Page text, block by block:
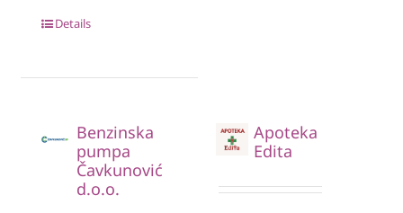
Details
Benzinska
pumpa
Čavkunović
d.o.o.
Apoteka
Edita